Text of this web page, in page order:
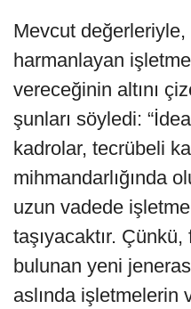
Mevcut değerleriyle,
harmanlayan
vereceğinin altını
şunları söyledi:
kadrolar, tecrübeli
mihmandarlığında
uzun vadede
taşıyacaktır.
bulunan yeni
aslında işletmelerin